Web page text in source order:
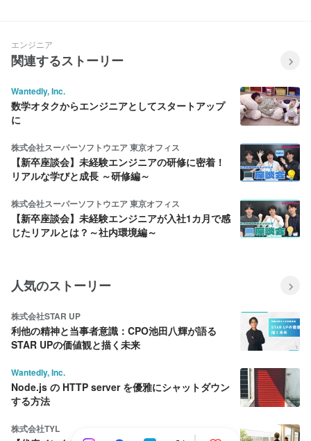
くり 従業員一人ひとりが能力を主体的に
磨き、最大限発揮し、自分らしく自由に
働くことができる職場づくりに取り組む
現します。 5.ガバナンス、コンプライア
ンスの強化 なるテックは、自治体から出
資を受けた第三セクターとしての企業特
性を理解した上で、その社会的責任を果
ために、健全で透明性のある経営と、従
業員全員に対しての関連法規遵守のため
の研修を徹底します。
エンジニア
関連するストーリー
Wantedly, Inc.
数学オタクからエンジニアとしてスタートアップ
に
株式会社スーパーソフトウエア 東京オフィス
【新卒座談会】未経験エンジニアの研修に密着！
リアルな学びと成長 ～研修編～
株式会社スーパーソフトウエア 東京オフィス
【新卒座談会】未経験エンジニアが入社1カ月で感
じたリアルとは？～社内環境編～
人気のストーリー
株式会社STAR UP
利他の精神と当事者意識：CPO池田八輝が語る
STAR UPの価値観と描く未来
Wantedly, Inc.
Node.js の HTTP server を優雅にシャットダウン
する方法
株式会社TYL